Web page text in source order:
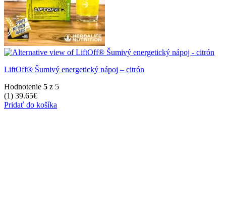
LiftOff® Šumivý energetický nápoj – citrón
Hodnotenie 5 z 5
(1) 39.65€
Pridať do košíka